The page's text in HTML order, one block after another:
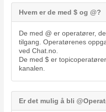
Hvem er de med $ og @?
De med @ er operatører,
tilgang. Operatørenes
ved Chat.no.
De med $ er
kanalen.
Er det mulig å bli